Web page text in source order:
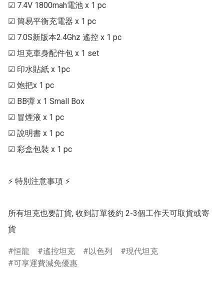
☑ 7.4V 1800mah電池 x 1 pc
☑ 簡易平衡充電器 x 1 pc
☑ 7.0S新版本2.4Ghz 遙控 x 1 pc
☑ 坦克車身配件包 x 1 set
☑ 印水貼紙 x 1pc
☑ 炮把x 1 pc
☑ BB彈 x 1 Small Box
☑ 冒煙液 x 1 pc
☑ 說明書 x 1 pc
☑ 彩盒包裝 x 1 pc
⚡ 特別注意事項 ⚡
所有坦克也要訂貨, 收到訂單後約 2-3個工作天可取貨或寄
貨
恒龍 遙控坦克 以色列
現代坦克
可享運費減免優惠